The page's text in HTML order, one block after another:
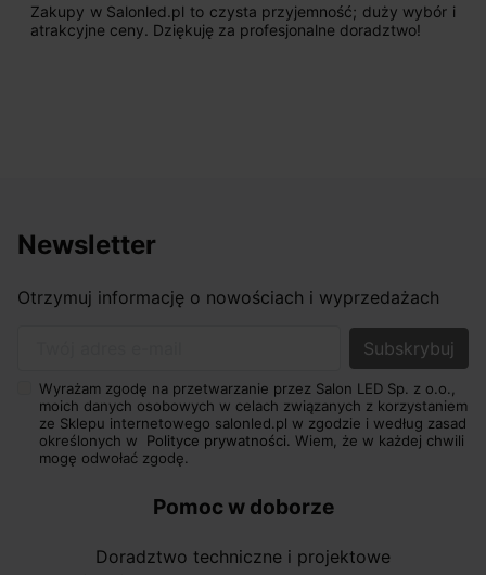
Zakupy w Salonled.pl to czysta przyjemność; duży wybór i
atrakcyjne ceny. Dziękuję za profesjonalne doradztwo!
Newsletter
Otrzymuj informację o nowościach i wyprzedażach
Wyrażam zgodę na przetwarzanie przez Salon LED Sp. z o.o.,
moich danych osobowych w celach związanych z korzystaniem
ze Sklepu internetowego salonled.pl w zgodzie i według zasad
określonych w Polityce prywatności. Wiem, że w każdej chwili
mogę odwołać zgodę.
Pomoc w doborze
Doradztwo techniczne i projektowe